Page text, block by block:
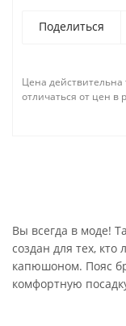
Поделиться
Цена
отличаться от цен в
Вы всегда в моде!
создан для тех,
капюшоном. Пояс
комфортную